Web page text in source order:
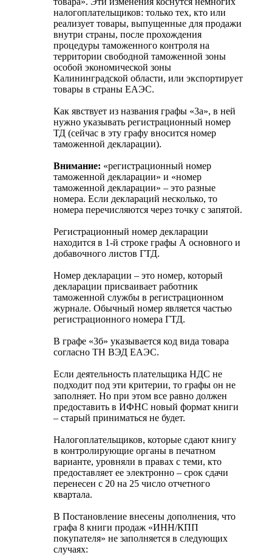
налогоплательщиков: только тех, кто или
реализует товары, выпущенные для продажи
внутри страны, после прохождения
процедуры таможенного контроля на
территории свободной таможенной зоны
особой экономической зоны
Калининградской области, или экспортирует
товары в страны ЕАЭС.
Как явствует из названия графы «3а», в ней
нужно указывать регистрационный номер
ТД (сейчас в эту графу вносится номер
таможенной декларации).
Внимание: «регистрационный номер
таможенной декларации» и «номер
таможенной декларации» – это разные
номера. Если деклараций несколько, то
номера перечисляются через точку с запятой.
Регистрационный номер декларации
находится в 1-й строке графы А основного и
добавочного листов ГТД.
Номер декларации – это номер, который
декларации присваивает работник
таможенной службы в регистрационном
журнале. Обычный номер является частью
регистрационного номера ГТД.
В графе «3б» указывается код вида товара
согласно ТН ВЭД ЕАЭС.
Если деятельность плательщика НДС не
подходит под эти критерии, то графы он не
заполняет. Но при этом все равно должен
предоставить в ИФНС новый формат книги
– старый приниматься не будет.
Налогоплательщиков, которые сдают книгу
в контролирующие органы в печатном
варианте, уровняли в правах с теми, кто
предоставляет ее электронно – срок сдачи
перенесен с 20 на 25 число отчетного
квартала.
В Постановление внесены дополнения, что
графа 8 книги продаж «ИНН/КПП
покупателя» не заполняется в следующих
случаях: